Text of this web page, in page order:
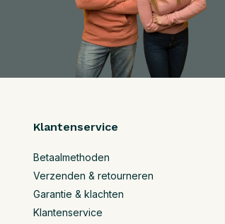
Klantenservice
Betaalmethoden
Verzenden & retourneren
Garantie & klachten
Klantenservice